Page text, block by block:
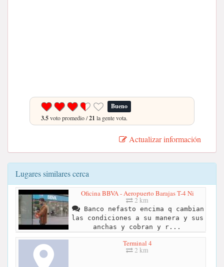
Bueno
3.5voto promedio /21 la gente vota.
Actualizar información
Lugares similares cerca
Oficina BBVA - Aeropuerto Barajas T-4 Ni
2 km
Banco nefasto encima q cambian
las condiciones a su manera y sus
anchas y cobran y r...
Terminal 4
2 km